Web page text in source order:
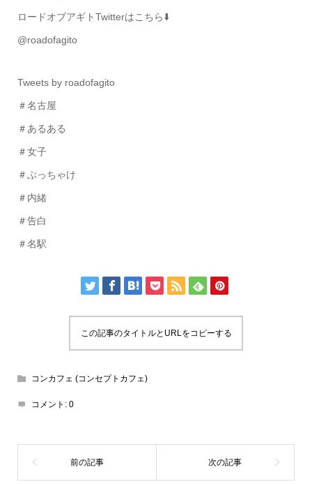
ロードオブアギトTwitterはこちら⬇️
@roadofagito
Tweets by roadofagito
＃名古屋
＃あるある
＃女子
＃ぶっちゃけ
＃内緒
＃告白
＃名駅
この記事のタイトルとURLをコピーする
コンカフェ (コンセプトカフェ)
コメント: 0